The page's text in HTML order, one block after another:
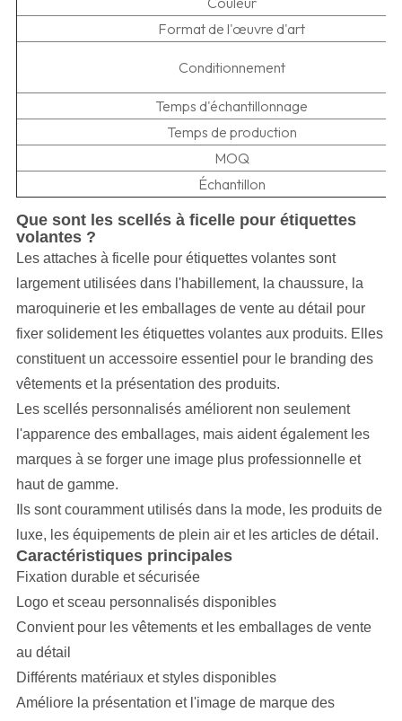
Format de l'œuvre d'art
Conditionnement
Temps d'échantillonnage
Temps de production
MOQ
Échantillon
Que sont les scellés à ficelle pour étiquettes
volantes ?
Les attaches à ficelle pour étiquettes volantes sont
largement utilisées dans l'habillement, la chaussure, la
maroquinerie et les emballages de vente au détail pour
fixer solidement les étiquettes volantes aux produits. Elles
constituent un accessoire essentiel pour le branding des
vêtements et la présentation des produits.
Les scellés personnalisés améliorent non seulement
l'apparence des emballages, mais aident également les
marques à se forger une image plus professionnelle et
haut de gamme.
Ils sont couramment utilisés dans la mode, les produits de
luxe, les équipements de plein air et les articles de détail.
Caractéristiques principales
Fixation durable et sécurisée
Logo et sceau personnalisés disponibles
Convient pour les vêtements et les emballages de vente
au détail
Différents matériaux et styles disponibles
Améliore la présentation et l'image de marque des